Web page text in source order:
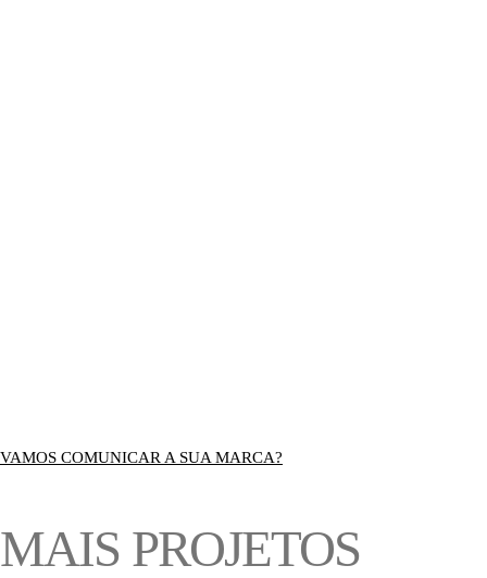
VAMOS COMUNICAR A SUA MARCA?
MAIS PROJETOS